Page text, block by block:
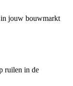
in jouw bouwmarkt
ruilen in de